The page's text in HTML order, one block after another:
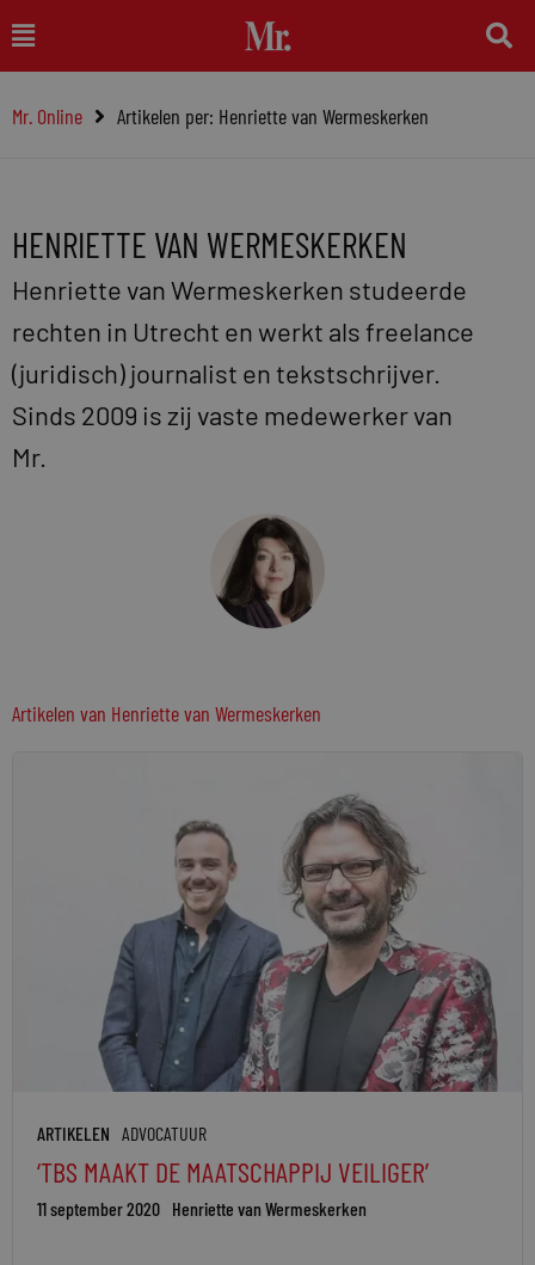
naar
inhoud
Main
Menu
Mr. Online Artikelen per: Henriette van Wermeskerken
HENRIETTE VAN WERMESKERKEN
Henriette van Wermeskerken studeerde
rechten in Utrecht en werkt als freelance
(juridisch) journalist en tekstschrijver.
Sinds 2009 is zij vaste medewerker van
Mr.
Artikelen van Henriette van Wermeskerken
ARTIKELEN ADVOCATUUR
‘TBS MAAKT DE MAATSCHAPPIJ VEILIGER’
11 september 2020 Henriette van Wermeskerken